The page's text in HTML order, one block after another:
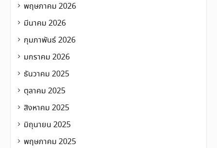
พฤษภาคม 2026
มีนาคม 2026
กุมภาพันธ์ 2026
มกราคม 2026
ธันวาคม 2025
ตุลาคม 2025
สิงหาคม 2025
มิถุนายน 2025
พฤษภาคม 2025